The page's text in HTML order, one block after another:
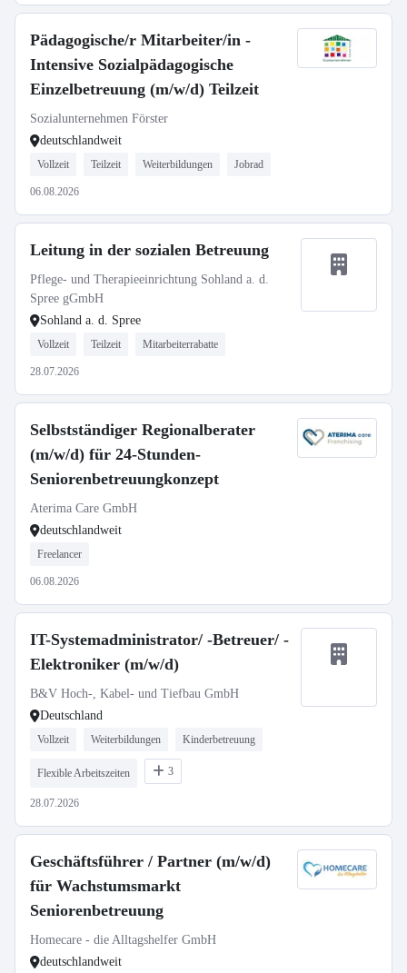
Pädagogische/r Mitarbeiter/in -
Intensive Sozialpädagogische
Einzelbetreuung (m/w/d) Teilzeit
Sozialunternehmen Förster
deutschlandweit
Vollzeit Teilzeit Weiterbildungen Jobrad
06.08.2026
Leitung in der sozialen Betreuung
Pflege- und Therapieeinrichtung Sohland a. d.
Spree gGmbH
Sohland a. d. Spree
Vollzeit Teilzeit Mitarbeiterrabatte
28.07.2026
Selbstständiger Regionalberater
(m/w/d) für 24-Stunden-
Seniorenbetreuungkonzept
Aterima Care GmbH
deutschlandweit
Freelancer
06.08.2026
IT-Systemadministrator/ -Betreuer/ -
Elektroniker (m/w/d)
B&V Hoch-, Kabel- und Tiefbau GmbH
Deutschland
Vollzeit Weiterbildungen Kinderbetreuung
Flexible Arbeitszeiten 3
28.07.2026
Geschäftsführer / Partner (m/w/d)
für Wachstumsmarkt
Seniorenbetreuung
Homecare - die Alltagshelfer GmbH
deutschlandweit